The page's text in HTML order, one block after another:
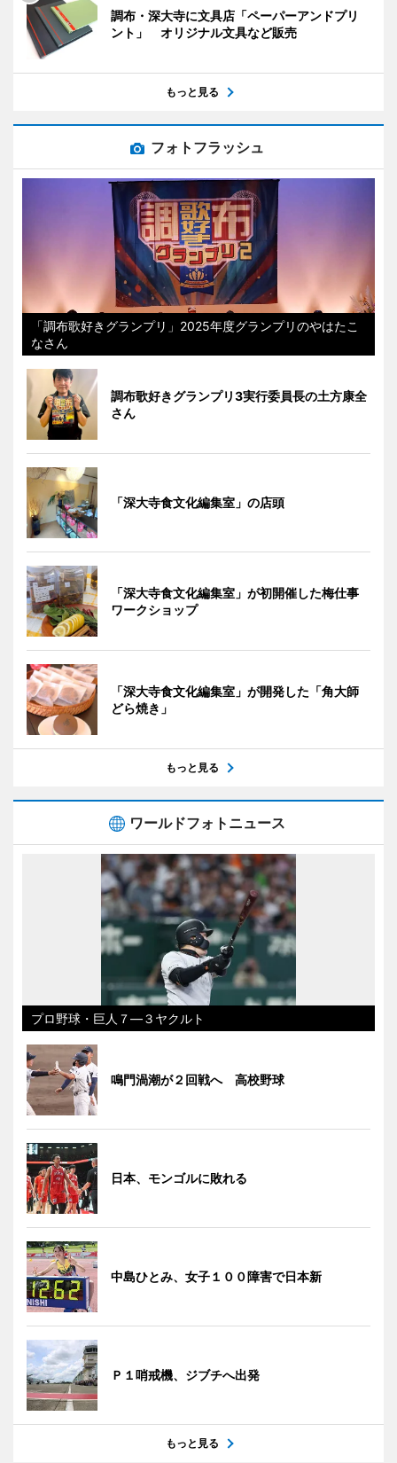
調布・深大寺に文具店「ペーパーアンドプリ
ント」 オリジナル文具など販売
もっと見る
フォトフラッシュ
「調布歌好きグランプリ」2025年度グランプリのやはたこ
なさん
調布歌好きグランプリ3実行委員長の土方康全
さん
「深大寺食文化編集室」の店頭
「深大寺食文化編集室」が初開催した梅仕事
ワークショップ
「深大寺食文化編集室」が開発した「角大師
どら焼き」
もっと見る
ワールドフォトニュース
プロ野球・巨人７―３ヤクルト
鳴門渦潮が２回戦へ 高校野球
日本、モンゴルに敗れる
中島ひとみ、女子１００障害で日本新
Ｐ１哨戒機、ジブチへ出発
もっと見る